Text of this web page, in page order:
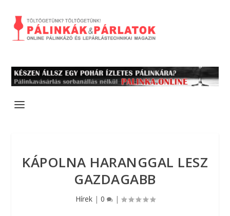
KÁPOLNA HARANGGAL LESZ
GAZDAGABB
Hírek| 0 |